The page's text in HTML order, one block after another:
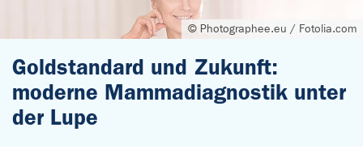
© Photographee.eu / Fotolia.com
Goldstandard und Zukunft:
moderne Mammadiagnostik unter
der Lupe